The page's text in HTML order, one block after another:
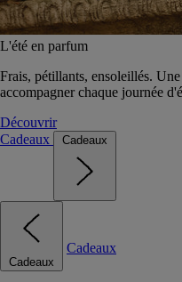
L'été en parfum
Frais, pétillants, ensoleillés.
accompagner chaque journée
Découvrir
Cadeaux
Cadeaux
Cadeaux
Cadeaux